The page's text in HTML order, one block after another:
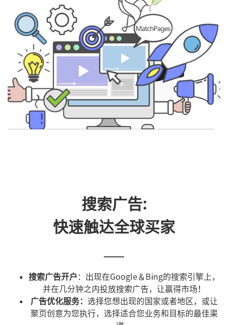
搜索广告:
快速触达全球买家
搜索广告开户 ：出现在Google＆Bing的搜索引擎上，
并在几分钟之内投放搜索广告，让赢得市场！
广告优化服务： 选择您想出现的国家或者地区，或让
聚页创意为您执行，选择适合您业务和目标的最佳渠